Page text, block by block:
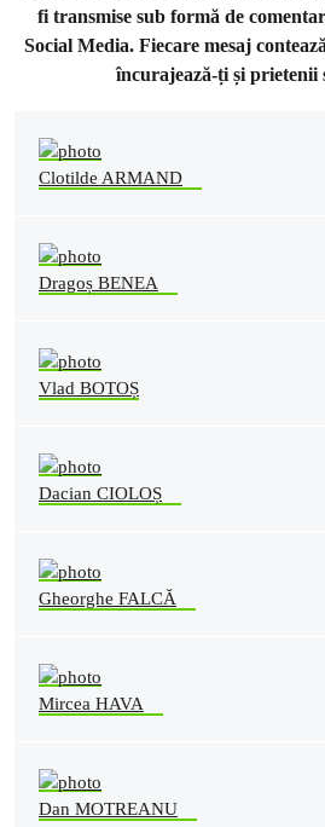
fi transmise sub formă de
Social Media. Fiecare mesaj
încurajează-ți și prietenii
Clotilde ARMAND
Dragoș BENEA
Vlad BOTOȘ
Dacian CIOLOȘ
Gheorghe FALCĂ
Mircea HAVA
Dan MOTREANU